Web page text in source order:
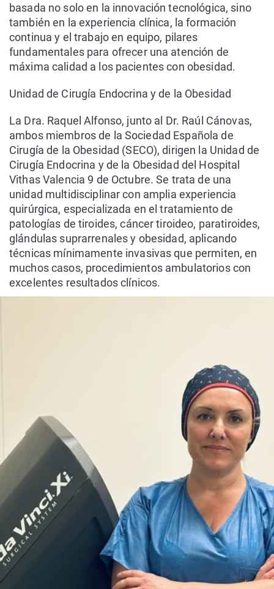
basada no solo en la innovación tecnológica, sino
también en la experiencia clínica, la formación
continua y el trabajo en equipo, pilares
fundamentales para ofrecer una atención de
máxima calidad a los pacientes con obesidad.
Unidad de Cirugía Endocrina y de la Obesidad
La Dra. Raquel Alfonso, junto al Dr. Raúl Cánovas,
ambos miembros de la Sociedad Española de
Cirugía de la Obesidad (SECO), dirigen la Unidad de
Cirugía Endocrina y de la Obesidad del Hospital
Vithas Valencia 9 de Octubre. Se trata de una
unidad multidisciplinar con amplia experiencia
quirúrgica, especializada en el tratamiento de
patologías de tiroides, cáncer tiroideo, paratiroides,
glándulas suprarrenales y obesidad, aplicando
técnicas mínimamente invasivas que permiten, en
muchos casos, procedimientos ambulatorios con
excelentes resultados clínicos.